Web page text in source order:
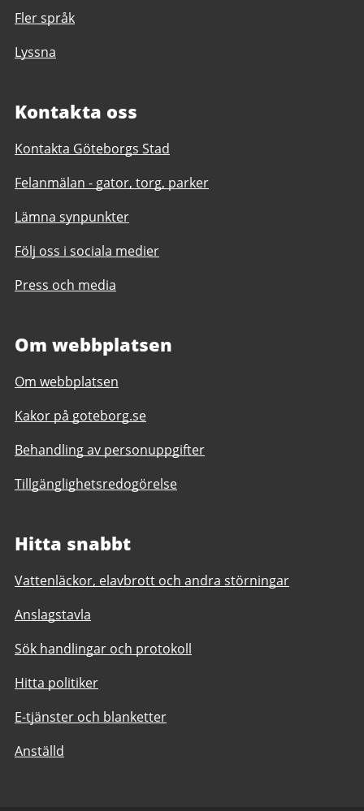
Fler språk
Lyssna
Kontakta oss
Kontakta Göteborgs Stad
Felanmälan - gator, torg, parker
Lämna synpunkter
Följ oss i sociala medier
Press och media
Om webbplatsen
Om webbplatsen
Kakor på goteborg.se
Behandling av personuppgifter
Tillgänglighetsredogörelse
Hitta snabbt
Vattenläckor, elavbrott och andra störningar
Anslagstavla
Sök handlingar och protokoll
Hitta politiker
E-tjänster och blanketter
Anställd